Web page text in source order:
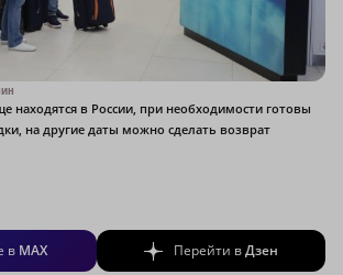
находятся в России, при необходимости готовы
на другие даты можно сделать возврат
в MAX Перейти вДзен